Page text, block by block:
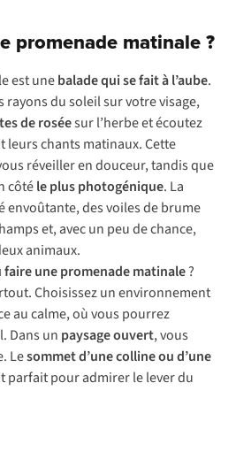
promenade matinale ?
est unebalade qui se fait à l’aube.
rayons du soleil sur votre visage,
de roséesur l’herbe et écoutez
leurs chants matinaux. Cette
réveiller en douceur, tandis que
côtéle plus photogénique. La
envoûtante, des voiles de brume
et, avec un peu de chance,
animaux.
faire une promenade matinale?
Choisissez un environnement
au calme, où vous pourrez
Dans un paysage ouvert, vous
Lesommet d’une colline ou d’une
parfait pour admirer le lever du